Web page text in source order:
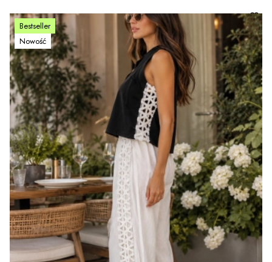
Bestseller
Nowość